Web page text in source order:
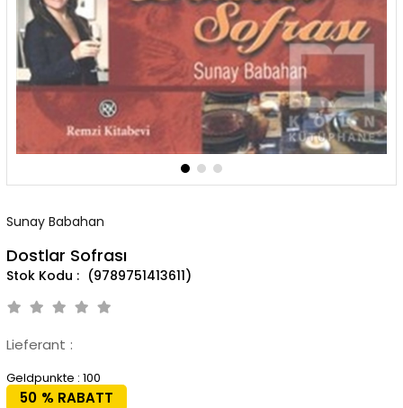
Sunay Babahan
Dostlar Sofrası
(9789751413611)
Lieferant :
Geldpunkte : 100
%
50
RABATT